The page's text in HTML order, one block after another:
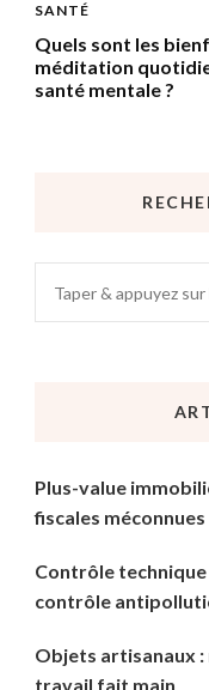
SANTÉ
Quels sont les
méditation
santé mentale ?
recherchiez
Plus-value
fiscales méconnues
Contrôle
contrôle
Objets artisanaux :
travail fait main